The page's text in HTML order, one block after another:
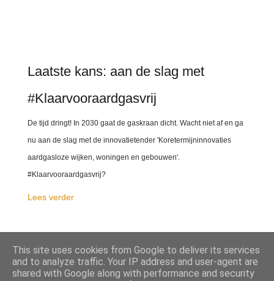
Laatste kans: aan de slag met
#Klaarvooraardgasvrij
De tijd dringt! In 2030 gaat de gaskraan dicht. Wacht niet af en ga
nu aan de slag met de innovatietender 'Koretermijninnovaties
aardgasloze wijken, woningen en gebouwen'.
#Klaarvooraardgasvrij?
Lees verder
DELEN
This site uses cookies from Google to deliver its services
and to analyze traffic. Your IP address and user-agent are
shared with Google along with performance and security